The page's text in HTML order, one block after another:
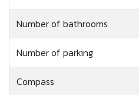
Number of bathrooms
Number of parking
Compass